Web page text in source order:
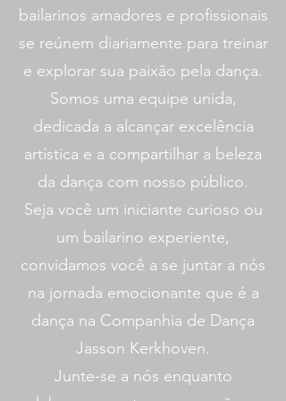
bailarinos amadores e profissionais
se reúnem diariamente para treinar
e explorar sua paixão pela dança.
Somos uma equipe unida,
dedicada a alcançar excelência
artística e a compartilhar a beleza
da dança com nosso público.
Seja você um iniciante curioso ou
um bailarino experiente,
convidamos você a se juntar a nós
na jornada emocionante que é a
dança na Companhia de Dança
Jasson Kerkhoven.
Junte-se a nós enquanto